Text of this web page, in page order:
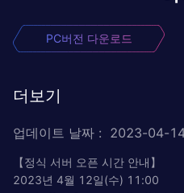
PC버전 다운로드
더보기
업데이트 날짜 : 2023-04-
【정식 서버 오픈 시간 안내】
2023년 4월 12일(수) 11:00